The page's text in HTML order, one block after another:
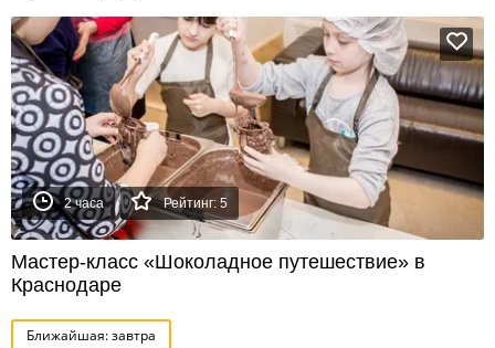
2 часа Рейтинг: 5
Мастер-класс «Шоколадное путешествие» в
Краснодаре
Ближайшая: завтра